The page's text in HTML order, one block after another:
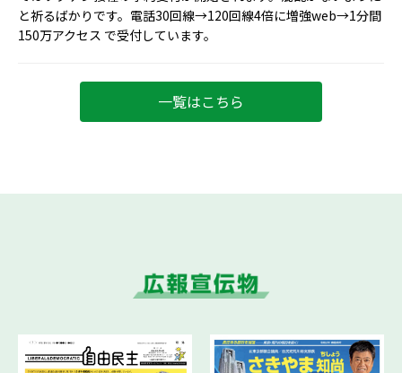
と祈るばかりです。電話30回線→120回線4倍に増強web→1分間
150万アクセス で受付しています。
一覧はこちら